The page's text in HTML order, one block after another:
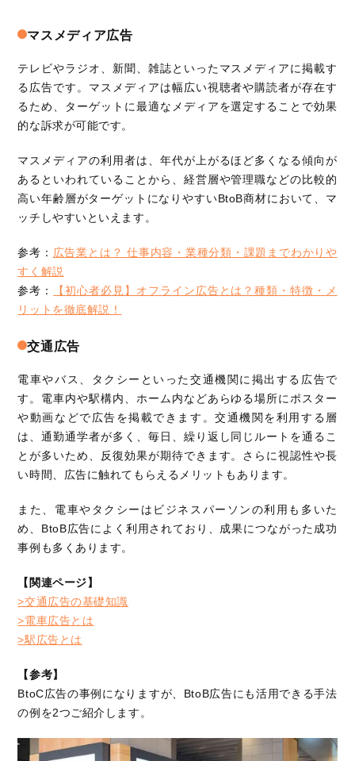
マスメディア広告
テレビやラジオ、新聞、雑誌といったマスメディアに掲載す
る広告です。マスメディアは幅広い視聴者や購読者が存在す
るため、ターゲットに最適なメディアを選定することで効果
的な訴求が可能です。
マスメディアの利用者は、年代が上がるほど多くなる傾向が
あるといわれていることから、経営層や管理職などの比較的
高い年齢層がターゲットになりやすいBtoB商材において、マ
ッチしやすいといえます。
参考： 広告業とは？ 仕事内容・業種分類・課題までわかりや
すく解説
参考：
【初心者必見】オフライン広告とは？種類・特徴・メ
リットを徹底解説！
交通広告
電車やバス、タクシーといった交通機関に掲出する広告で
す。電車内や駅構内、ホーム内などあらゆる場所にポスター
や動画などで広告を掲載できます。交通機関を利用する層
は、通勤通学者が多く、毎日、繰り返し同じルートを通るこ
とが多いため、反復効果が期待できます。さらに視認性や長
い時間、広告に触れてもらえるメリットもあります。
また、電車やタクシーはビジネスパーソンの利用も多いた
め、BtoB広告によく利用されており、成果につながった成功
事例も多くあります。
【関連ページ】
>交通広告の基礎知識
>電車広告とは
>駅広告とは
【参考】
BtoC広告の事例になりますが、BtoB広告にも活用できる手法
の例を2つご紹介します。